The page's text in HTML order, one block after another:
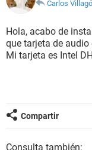
Carlos
Hola, acabo de
que tarjeta de audio
Mi tarjeta es Intel
Compartir
Consulta también: